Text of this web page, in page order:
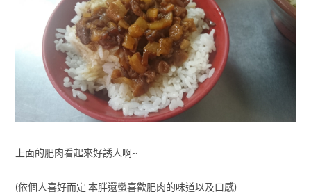
上面的肥肉看起來好誘人啊~
(依個人喜好而定 本胖還蠻喜歡肥肉的味道以及口感)